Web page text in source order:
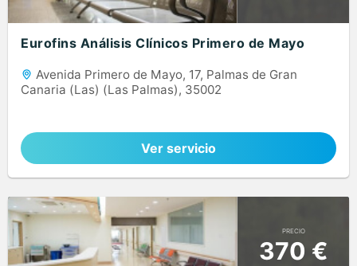
Eurofins Análisis Clínicos Primero de Mayo
Avenida Primero de Mayo, 17, Palmas de Gran
Canaria (Las) (Las Palmas), 35002
Ver servicio
PRECIO
370 €